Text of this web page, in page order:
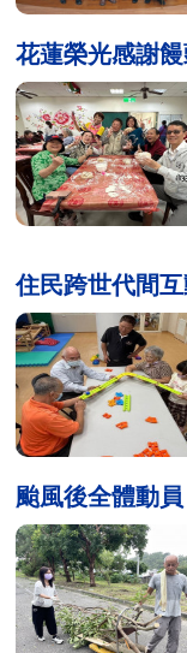
花蓮榮光感謝
住民跨世代間
颱風後全體動